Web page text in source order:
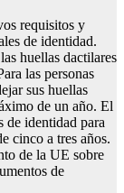
requisitos y
de identidad.
huellas dactilares
las personas
sus huellas
de un año. El
de identidad para
cinco a tres años.
de la UE sobre
de